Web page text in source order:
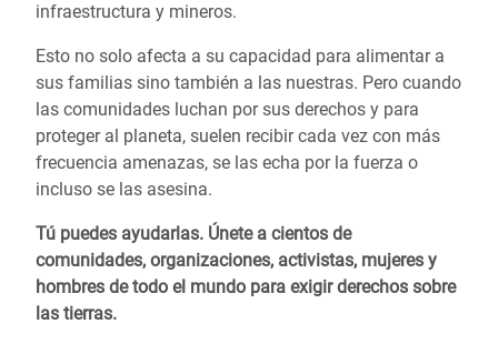
infraestructura y mineros.
Esto no solo afecta a su capacidad para alimentar a
sus familias sino también a las nuestras. Pero cuando
las comunidades luchan por sus derechos y para
proteger al planeta, suelen recibir cada vez con más
frecuencia amenazas, se las echa por la fuerza o
incluso se las asesina.
Tú puedes ayudarlas. Únete a cientos de
comunidades, organizaciones, activistas, mujeres y
hombres de todo el mundo para exigir derechos sobre
las tierras.